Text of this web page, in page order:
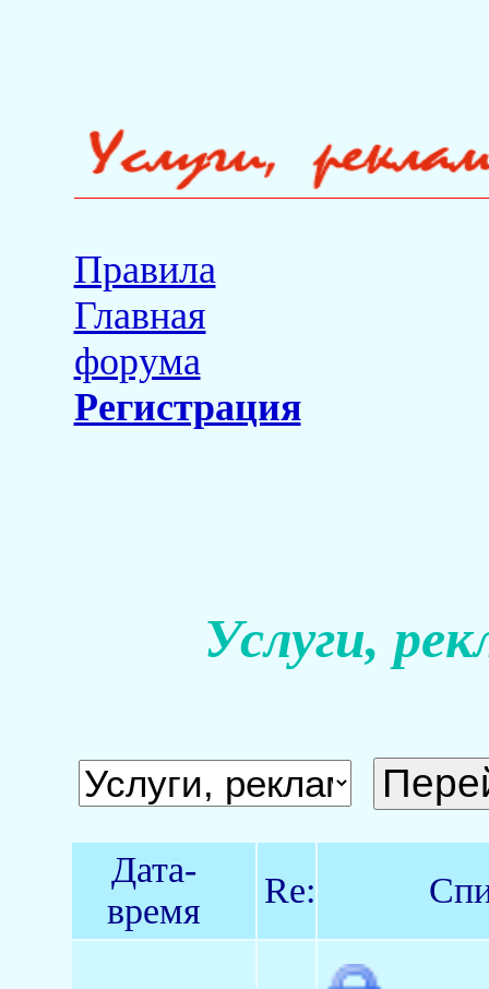
Правила
Главная
форума
Регистрация
Услуги,
Дата-
время
Re: